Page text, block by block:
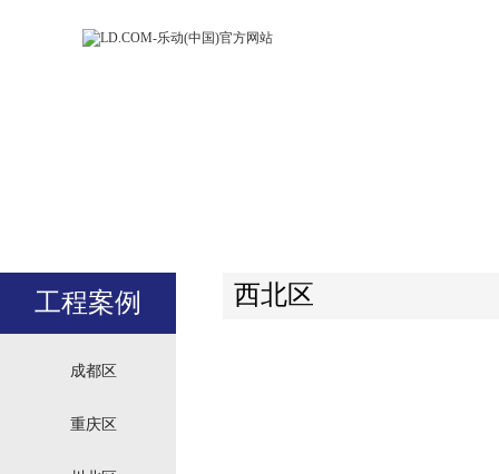
工程案例
成都区
重庆区
西北区